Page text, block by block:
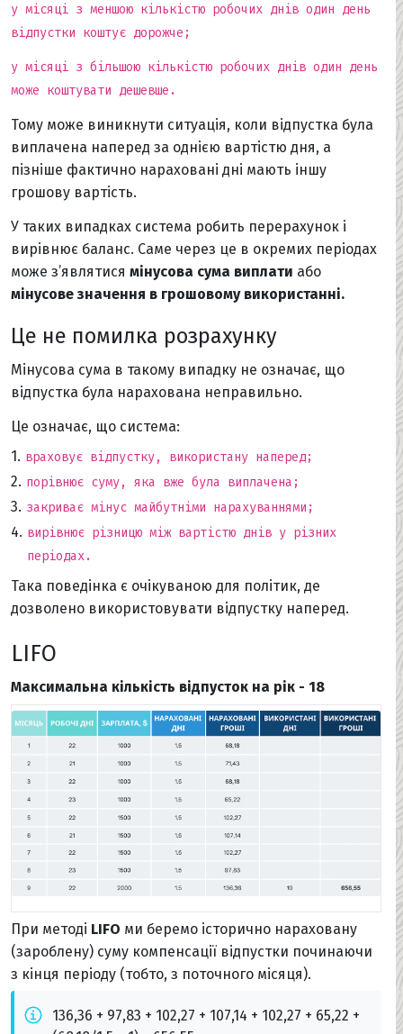
у місяці з меншою кількістю робочих днів один день
відпустки коштує дорожче;
у місяці з більшою кількістю робочих днів один день
може коштувати дешевше.
Тому може виникнути ситуація, коли відпустка була
виплачена наперед за однією вартістю дня, а
пізніше фактично нараховані дні мають іншу
грошову вартість.
У таких випадках система робить перерахунок і
вирівнює баланс. Саме через це в окремих періодах
може з’являтися мінусова сума виплати або
мінусове значення в грошовому використанні.
Це не помилка розрахунку
Мінусова сума в такому випадку не означає, що
відпустка була нарахована неправильно.
Це означає, що система:
враховує відпустку, використану наперед;
порівнює суму, яка вже була виплачена;
закриває мінус майбутніми нарахуваннями;
вирівнює різницю між вартістю днів у різних
періодах.
Така поведінка є очікуваною для політик, де
дозволено використовувати відпустку наперед.
LIFO
Максимальна кількість відпусток на рік - 18
При методі LIFO ми беремо історично нараховану
(зароблену) суму компенсації відпустки починаючи
з кінця періоду (тобто, з поточного місяця).
136,36 + 97,83 + 102,27 + 107,14 + 102,27 + 65,22 +